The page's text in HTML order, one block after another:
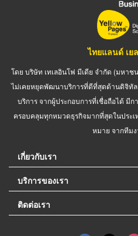
ไทยแลนด์ เย
โดย บริษัท เทเลอินโฟ มีเดีย จำกัด (มหาช
ไม่เคยหยุดพัฒนาบริการที่ดีที่สุดด้านดิจิทัล
บริการ จากผู้ประกอบการที่เชื่อถือได้ มี
ครอบคลุมทุกหมวดธุรกิจมากที่สุดในประ
หมาย จากทีม
เกี่ยวกับเรา
บริการของเรา
ติดต่อเรา